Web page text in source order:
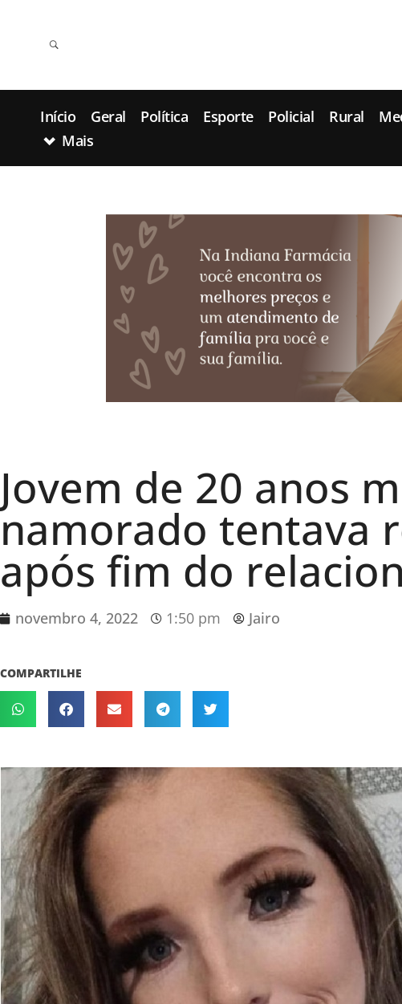
Início Geral Política Esporte Policial Rural
Mais
Jovem de 20 anos
namorado tentava
após fim do
novembro 4, 2022 1:50 pm Jairo
COMPARTILHE